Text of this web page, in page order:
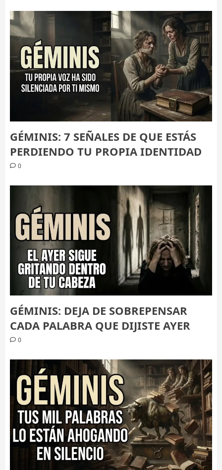
GÉMINIS: 7 SEÑALES DE QUE ESTÁS
PERDIENDO TU PROPIA IDENTIDAD
0
GÉMINIS: DEJA DE SOBREPENSAR
CADA PALABRA QUE DIJISTE AYER
0